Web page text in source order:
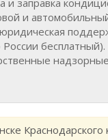
и заправка
и
России
Краснодарского